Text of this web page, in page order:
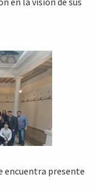
encuentra presente